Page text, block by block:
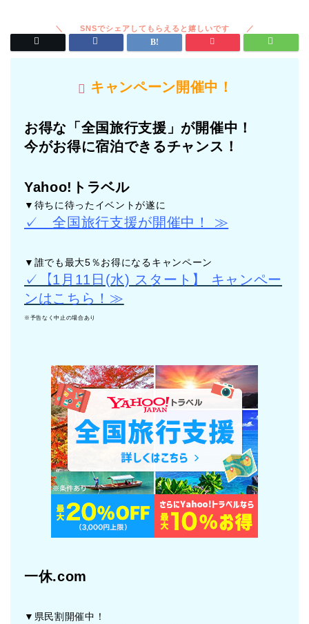
キャンペーン開催中！
お得な「全国旅行支援」が開催中！
今がお得に宿泊できるチャンス！
Yahoo!トラベル
▼待ちに待ったイベントが遂に
✓ 全国旅行支援が開催中！ ≫
▼誰でも最大5％お得になるキャンペーン
✓【1月11日(水) スタート】 キャンペー
ンはこちら！≫
※予告なく中止の場合あり
一休.com
▼県民割開催中！